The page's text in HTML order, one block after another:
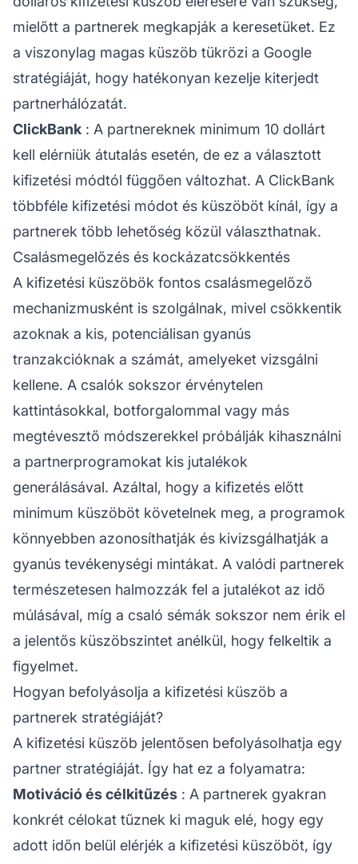
mielőtt a partnerek megkapják a keresetüket. Ez
a viszonylag magas küszöb tükrözi a Google
stratégiáját, hogy hatékonyan kezelje kiterjedt
partnerhálózatát.
ClickBank : A partnereknek minimum 10 dollárt
kell elérniük átutalás esetén, de ez a választott
kifizetési módtól függően változhat. A ClickBank
többféle kifizetési módot és küszöböt kínál, így a
partnerek több lehetőség közül választhatnak.
Csalásmegelőzés és kockázatcsökkentés
A kifizetési küszöbök fontos csalásmegelőző
mechanizmusként is szolgálnak, mivel csökkentik
azoknak a kis, potenciálisan gyanús
tranzakcióknak a számát, amelyeket vizsgálni
kellene. A csalók sokszor érvénytelen
kattintásokkal, botforgalommal vagy más
megtévesztő módszerekkel próbálják kihasználni
a partnerprogramokat kis jutalékok
generálásával. Azáltal, hogy a kifizetés előtt
minimum küszöböt követelnek meg, a programok
könnyebben azonosíthatják és kivizsgálhatják a
gyanús tevékenységi mintákat. A valódi partnerek
természetesen halmozzák fel a jutalékot az idő
múlásával, míg a csaló sémák sokszor nem érik el
a jelentős küszöbszintet anélkül, hogy felkeltik a
figyelmet.
Hogyan befolyásolja a kifizetési küszöb a
partnerek stratégiáját?
A kifizetési küszöb jelentősen befolyásolhatja egy
partner stratégiáját. Így hat ez a folyamatra:
Motiváció és célkitűzés : A partnerek gyakran
konkrét célokat tűznek ki maguk elé, hogy egy
adott időn belül elérjék a kifizetési küszöböt, így